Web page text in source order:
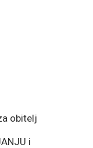
obitelj
i